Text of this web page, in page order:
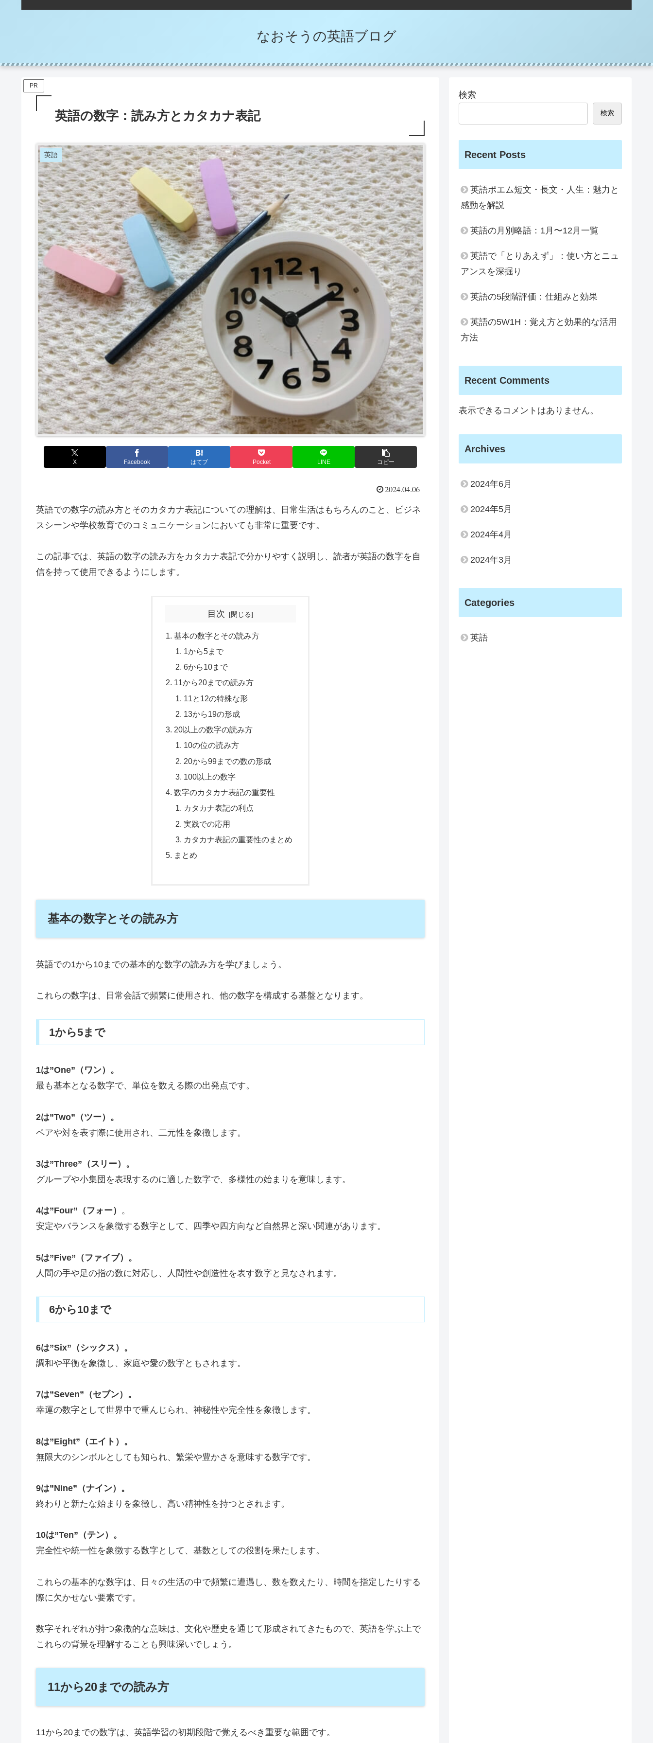
なおそうの英語ブログ
PR
英語の数字：読み方とカタカナ表記
英語
X Facebook はてブ Pocket LINE コピー
2024.04.06
英語での数字の読み方とそのカタカナ表記についての理解は、日常生活はもちろんのこと、ビジネ
スシーンや学校教育でのコミュニケーションにおいても非常に重要です。
この記事では、英語の数字の読み方をカタカナ表記で分かりやすく説明し、読者が英語の数字を自
信を持って使用できるようにします。
目次
基本の数字とその読み方
1から5まで
6から10まで
11から20までの読み方
11と12の特殊な形
13から19の形成
20以上の数字の読み方
10の位の読み方
20から99までの数の形成
100以上の数字
数字のカタカナ表記の重要性
カタカナ表記の利点
実践での応用
カタカナ表記の重要性のまとめ
まとめ
基本の数字とその読み方
英語での1から10までの基本的な数字の読み方を学びましょう。
これらの数字は、日常会話で頻繁に使用され、他の数字を構成する基盤となります。
1から5まで
1は”One”（ワン）。
最も基本となる数字で、単位を数える際の出発点です。
2は”Two”（ツー）。
ペアや対を表す際に使用され、二元性を象徴します。
3は”Three”（スリー）。
グループや小集団を表現するのに適した数字で、多様性の始まりを意味します。
4は”Four”（フォー） 。
安定やバランスを象徴する数字として、四季や四方向など自然界と深い関連があります。
5は”Five”（ファイブ）。
人間の手や足の指の数に対応し、人間性や創造性を表す数字と見なされます。
6から10まで
6は”Six”（シックス）。
調和や平衡を象徴し、家庭や愛の数字ともされます。
7は”Seven”（セブン）。
幸運の数字として世界中で重んじられ、神秘性や完全性を象徴します。
8は”Eight”（エイト）。
無限大のシンボルとしても知られ、繁栄や豊かさを意味する数字です。
9は”Nine”（ナイン）。
終わりと新たな始まりを象徴し、高い精神性を持つとされます。
10は”Ten”（テン）。
完全性や統一性を象徴する数字として、基数としての役割を果たします。
これらの基本的な数字は、日々の生活の中で頻繁に遭遇し、数を数えたり、時間を指定したりする
際に欠かせない要素です。
数字それぞれが持つ象徴的な意味は、文化や歴史を通じて形成されてきたもので、英語を学ぶ上で
これらの背景を理解することも興味深いでしょう。
11から20までの読み方
11から20までの数字は、英語学習の初期段階で覚えるべき重要な範囲です。
検索
検索
Recent Posts
英語ポエム短文・長文・人生：魅力と
感動を解説
英語の月別略語：1月〜12月一覧
英語で「とりあえず」：使い方とニュ
アンスを深掘り
英語の5段階評価：仕組みと効果
英語の5W1H：覚え方と効果的な活用
方法
Recent Comments
表示できるコメントはありません。
Archives
2024年6月
2024年5月
2024年4月
2024年3月
Categories
英語